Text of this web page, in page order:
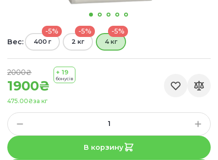
1900₴
2000₴
за кг
475.00₴
+ 19
бонусів
Вес:
-5%
400 г
-5%
2 кг
-5%
4 кг
В корзину